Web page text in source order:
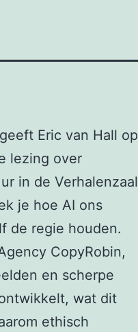
Eric van Hall op
lezing over
in de Verhalenzaal
je hoe AI ons
de regie houden.
CopyRobin,
en scherpe
wat dit
ethisch